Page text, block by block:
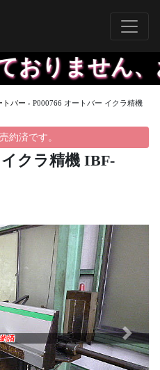
せん、お
トバー › P000766 オートバー イクラ精機
約済です。
クラ精機 IBF-
済 Next